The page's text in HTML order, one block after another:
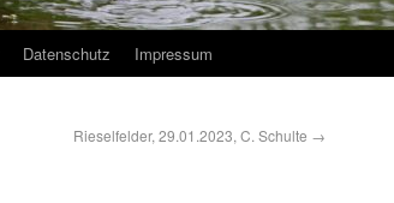
Datenschutz Impressum
Rieselfelder, 29.01.2023, C. Schulte →